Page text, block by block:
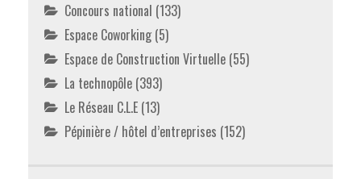
Concours national (133)
Espace Coworking (5)
Espace de Construction Virtuelle (55)
La technopôle (393)
Le Réseau C.L.E (13)
Pépinière / hôtel d’entreprises (152)